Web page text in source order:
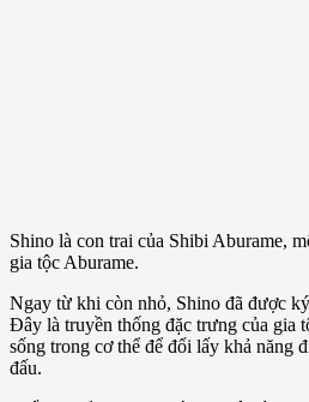
Shino là con trai của Shibi Aburame,
gia tộc Aburame.
Ngay từ khi còn nhỏ, Shino đã được
Đây là truyền thống đặc trưng của gia
sống trong cơ thể để đổi lấy khả năng
đấu.